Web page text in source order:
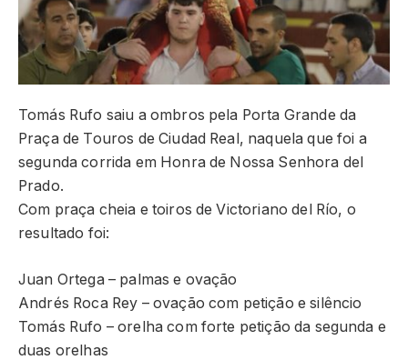
Tomás Rufo saiu a ombros pela Porta Grande da
Praça de Touros de Ciudad Real, naquela que foi a
segunda corrida em Honra de Nossa Senhora del
Prado.
Com praça cheia e toiros de Victoriano del Río, o
resultado foi:
Juan Ortega – palmas e ovação
Andrés Roca Rey – ovação com petição e silêncio
Tomás Rufo – orelha com forte petição da segunda e
duas orelhas